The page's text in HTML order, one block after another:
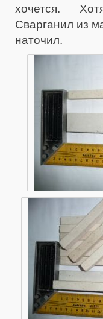
хочется.
Сварганил из
наточил.